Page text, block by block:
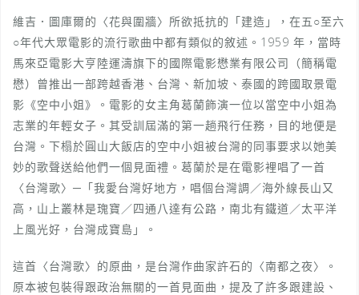
維吉．圖庫爾的〈花與圍牆〉所欲抵抗的「建造」，在五○至六
○年代大眾電影的流行歌曲中都有類似的敘述。1959 年，當時
馬來亞電影大亨陸運濤旗下的國際電影懋業有限公司（簡稱電
懋）曾推出一部跨越香港、台灣、新加坡、泰國的跨國取景電
影《空中小姐》。電影的女主角葛蘭飾演一位以當空中小姐為
志業的年輕女子。其受訓屆滿的第一趟飛行任務，目的地便是
台灣。下榻於圓山大飯店的空中小姐被台灣的同事要求以她美
妙的歌聲送給他們一個見面禮。葛蘭於是在電影裡唱了一首
〈台灣歌〉─「我愛台灣好地方，唱個台灣調／海外線長山又
高，山上叢林是瑰寶／四通八達有公路，南北有鐵道／太平洋
上風光好，台灣成寶島」。
這首〈台灣歌〉的原曲，是台灣作曲家許石的〈南都之夜〉。
原本被包裝得跟政治無關的一首見面曲，提及了許多跟建設、